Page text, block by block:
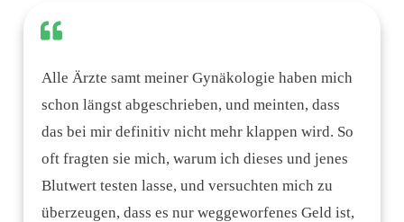
Alle Ärzte samt meiner Gynäkologie haben mich
schon längst abgeschrieben, und meinten, dass
das bei mir definitiv nicht mehr klappen wird. So
oft fragten sie mich, warum ich dieses und jenes
Blutwert testen lasse, und versuchten mich zu
überzeugen, dass es nur weggeworfenes Geld ist,